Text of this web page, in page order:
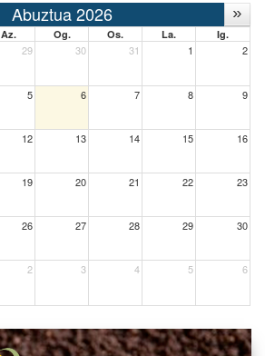
Abuztua 2026
Az. Og. Os. La. Ig.
29 30 31 1 2
5 6 7 8 9
12 13 14 15 16
19 20 21 22 23
26 27 28 29 30
2 3 4 5 6